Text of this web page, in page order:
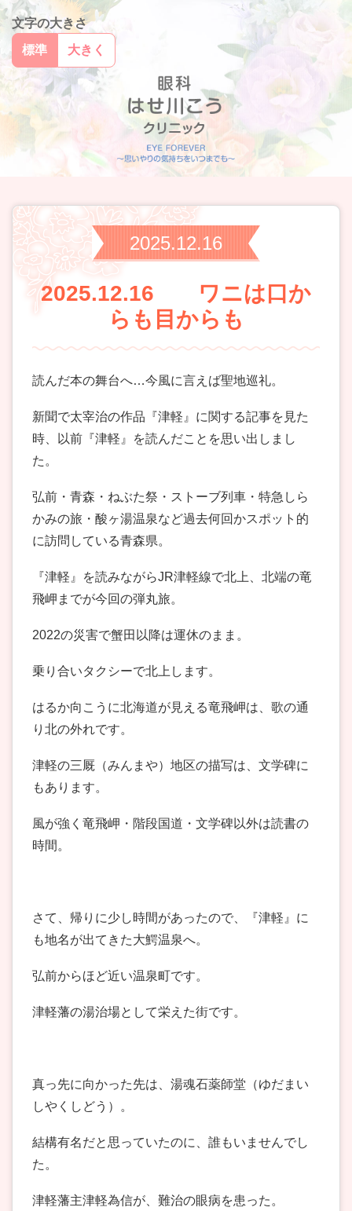
文字の大きさ
標準
大きく
2025.12.16
2025.12.16 ワニは口か
らも目からも
読んだ本の舞台へ…今風に言えば聖地巡礼。
新聞で太宰治の作品『津軽』に関する記事を見た
時、以前『津軽』を読んだことを思い出しまし
た。
弘前・青森・ねぶた祭・ストーブ列車・特急しら
かみの旅・酸ヶ湯温泉など過去何回かスポット的
に訪問している青森県。
『津軽』を読みながらJR津軽線で北上、北端の竜
飛岬までが今回の弾丸旅。
2022の災害で蟹田以降は運休のまま。
乗り合いタクシーで北上します。
はるか向こうに北海道が見える竜飛岬は、歌の通
り北の外れです。
津軽の三厩（みんまや）地区の描写は、文学碑に
もあります。
風が強く竜飛岬・階段国道・文学碑以外は読書の
時間。
さて、帰りに少し時間があったので、『津軽』に
も地名が出てきた大鰐温泉へ。
弘前からほど近い温泉町です。
津軽藩の湯治場として栄えた街です。
真っ先に向かった先は、湯魂石薬師堂（ゆだまい
しやくしどう）。
結構有名だと思っていたのに、誰もいませんでし
た。
津軽藩主津軽為信が、難治の眼病を患った。